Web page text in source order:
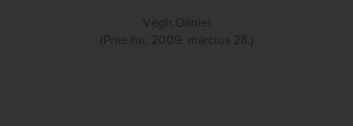
Végh Dániel
(Prae.hu, 2009. március 28.)